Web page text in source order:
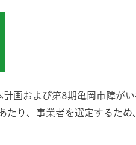
計画および第8期亀岡市障が
たり、事業者を選定するた